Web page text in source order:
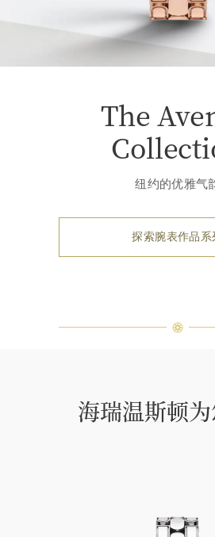
The
纽约的优雅气
探索腕表作品系
海瑞温斯顿